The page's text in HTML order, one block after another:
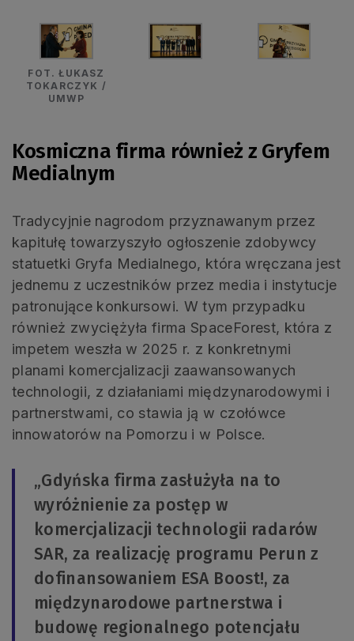
FOT. ŁUKASZ
TOKARCZYK /
UMWP
Kosmiczna firma również z Gryfem
Medialnym
Tradycyjnie nagrodom przyznawanym przez
kapitułę towarzyszyło ogłoszenie zdobywcy
statuetki Gryfa Medialnego, która wręczana jest
jednemu z uczestników przez media i instytucje
patronujące konkursowi. W tym przypadku
również zwyciężyła firma SpaceForest, która z
impetem weszła w 2025 r. z konkretnymi
planami komercjalizacji zaawansowanych
technologii, z działaniami międzynarodowymi i
partnerstwami, co stawia ją w czołówce
innowatorów na Pomorzu i w Polsce.
„Gdyńska firma zasłużyła na to
wyróżnienie za postęp w
komercjalizacji technologii radarów
SAR, za realizację programu Perun z
dofinansowaniem ESA Boost!, za
międzynarodowe partnerstwa i
budowę regionalnego potencjału